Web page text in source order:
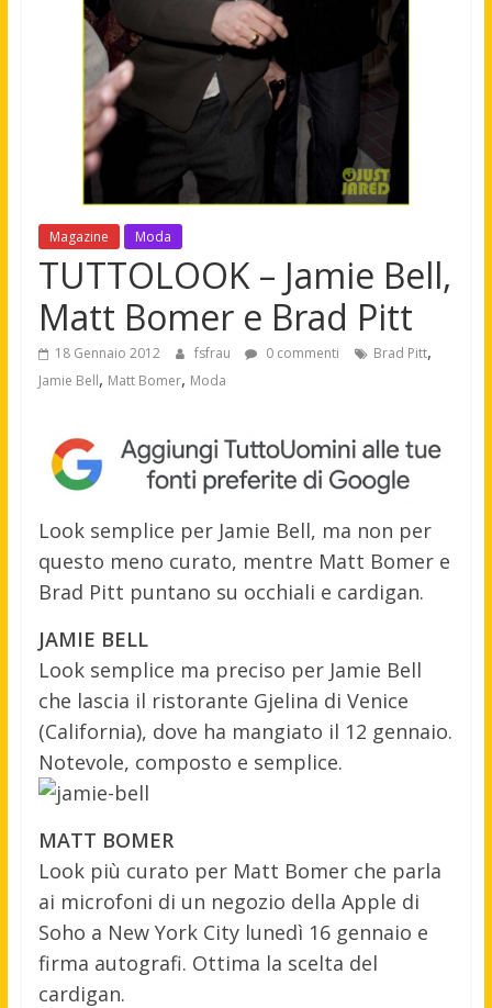
Magazine Moda
TUTTOLOOK – Jamie Bell,
Matt Bomer e Brad Pitt
18 Gennaio 2012 fsfrau 0 commenti Brad Pitt,
Jamie Bell, Matt Bomer, Moda
Look semplice per Jamie Bell, ma non per
questo meno curato, mentre Matt Bomer e
Brad Pitt puntano su occhiali e cardigan.
JAMIE BELL
Look semplice ma preciso per Jamie Bell
che lascia il ristorante Gjelina di Venice
(California), dove ha mangiato il 12 gennaio.
Notevole, composto e semplice.
MATT BOMER
Look più curato per Matt Bomer che parla
ai microfoni di un negozio della Apple di
Soho a New York City lunedì 16 gennaio e
firma autografi. Ottima la scelta del
cardigan.